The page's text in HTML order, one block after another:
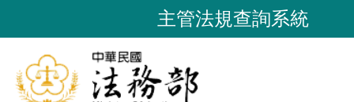
到
要
主管法規查詢系統